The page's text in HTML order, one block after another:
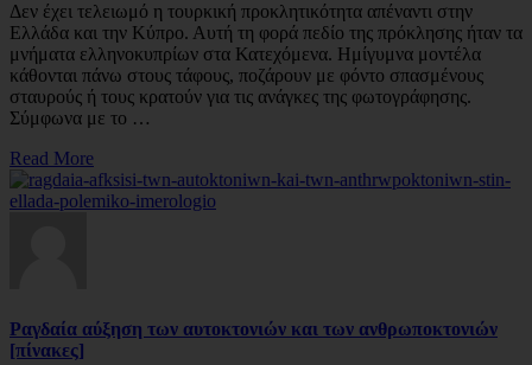
Δεν έχει τελειωμό η τουρκική προκλητικότητα απέναντι στην
Ελλάδα και την Κύπρο. Αυτή τη φορά πεδίο της πρόκλησης ήταν τα
μνήματα ελληνοκυπρίων στα Κατεχόμενα. Ημίγυμνα μοντέλα
κάθονται πάνω στους τάφους, ποζάρουν με φόντο σπασμένους
σταυρούς ή τους κρατούν για τις ανάγκες της φωτογράφησης.
Σύμφωνα με το …
Read More
Ραγδαία αύξηση των αυτοκτονιών και των ανθρωποκτονιών
[πίνακες]